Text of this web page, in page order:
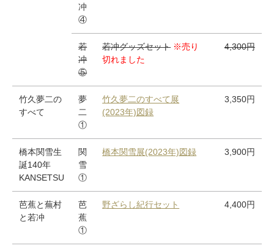
冲
④
若
冲
⑤
若冲グッズセット ※売り
切れました
4,300円
竹久夢二の
すべて
夢
二
①
竹久夢二のすべて展
(2023年)図録
3,350円
橋本関雪生
誕140年
KANSETSU
関
雪
①
橋本関雪展(2023年)図録 3,900円
芭蕉と蕪村
と若冲
芭
蕉
①
野ざらし紀行セット 4,400円